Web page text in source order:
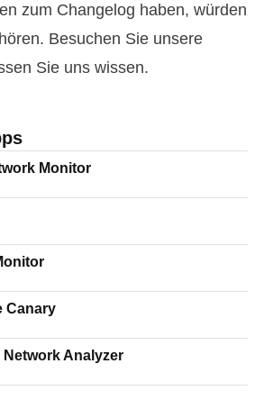
zum Changelog haben, würden
Besuchen Sie unsere
Sie uns wissen.
Monitor
Canary
Analyzer